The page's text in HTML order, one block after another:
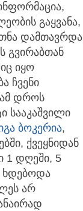
გაყვანა,
დამთავრდა
გვირაბთან
იყო
ჩვენი
დროს
სააკაშვილი
ბოკერია,
ქვეყნიდან
1 დღეში, 5
ხდებოდა
არ